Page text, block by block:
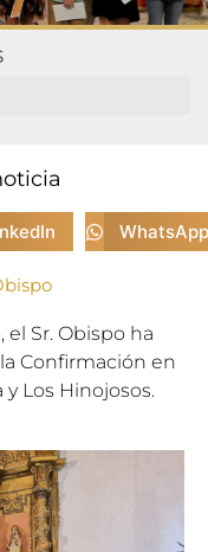
WhatsApp
el Sr. Obispo ha
Confirmación en
y Los Hinojosos.